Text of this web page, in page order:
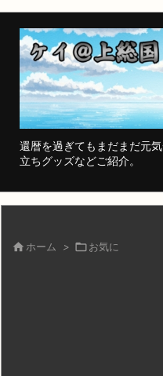
還暦を過ぎてもまだまだ元
立ちグッズなどご紹介。
 ホーム > お気に